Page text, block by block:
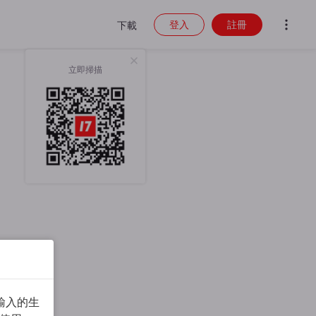
下載
立即掃描
登入 註冊
入的生